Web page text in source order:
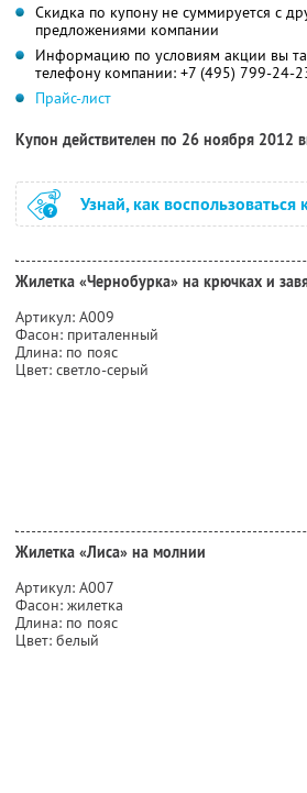
Скидка по купону не суммируется с
предложениями компании
Информацию по условиям акции вы
телефону компании: +7 (495) 799-24-
Прайс-лист
Купон действителен по 26 ноября 2012
Узнай, как воспользоваться
Жилетка «Чернобурка» на крючках и
Артикул: А009
Фасон: приталенный
Длина: по пояс
Цвет: светло-серый
Жилетка «Лиса» на молнии
Артикул: А007
Фасон: жилетка
Длина: по пояс
Цвет: белый